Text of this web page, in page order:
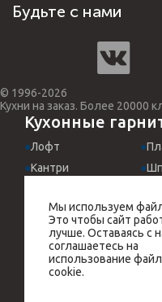
Будьте с нами
© 1996-2026
Кухни на заказ. Более 20000
Кухонные
Лофт
Кантри
Хай-Тек
Прованс
Массив дерева
Мы используем
Это чтобы сайт
лучше. Оставаясь с
соглашаетесь на
использование
cookie.